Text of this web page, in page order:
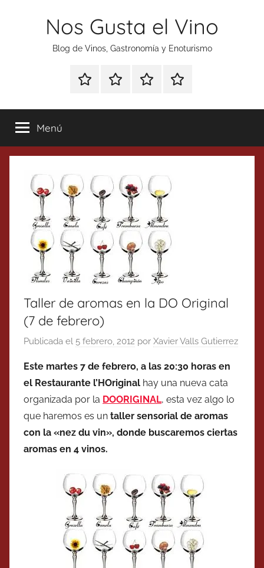
Nos Gusta el Vino
Blog de Vinos, Gastronomía y Enoturismo
Especial
Tonics
Enoturismo
Gastronomía
RankingContacto
Menú
Taller de aromas en la DO Original
(7 de febrero)
Publicada el 5 febrero, 2012 por Xavier Valls Gutierrez
Este martes 7 de febrero, a las 20:30 horas en
el Restaurante l’HOriginal hay una nueva cata
organizada por la DOORIGINAL, esta vez algo lo
que haremos es un taller sensorial de aromas
con la «nez du vin», donde buscaremos ciertas
aromas en 4 vinos.